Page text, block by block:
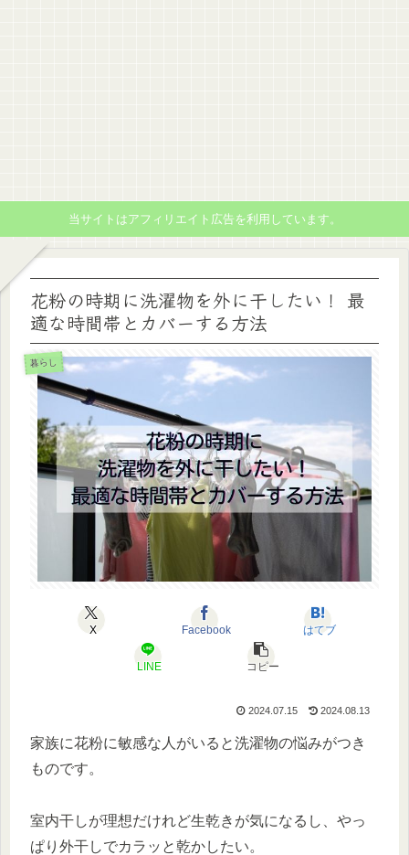
当サイトはアフィリエイト広告を利用しています。
花粉の時期に洗濯物を外に干したい！ 最
適な時間帯とカバーする方法
暮らし
X Facebook はてブ
LINE コピー
2024.07.15 2024.08.13
家族に花粉に敏感な人がいると洗濯物の悩みがつき
ものです。
室内干しが理想だけれど生乾きが気になるし、やっ
ぱり外干しでカラッと乾かしたい。